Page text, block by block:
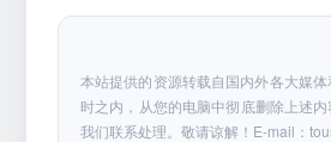
本站提供的资源转载自国内外各大媒
时之内，从您的电脑中彻底删除上述
我们联系处理。敬请谅解！E-mail：